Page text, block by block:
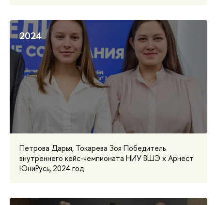
2024
Петрова Дарья, Токарева Зоя Победитель
внутреннего кейс-чемпионата НИУ ВШЭ x Арнест
ЮниРусь, 2024 год